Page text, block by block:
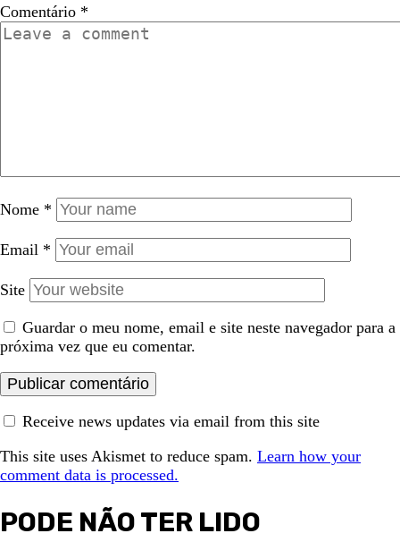
Comentário *
Nome *
Email *
Site
Guardar o meu nome, email e site neste navegador para a
próxima vez que eu comentar.
Receive news updates via email from this site
This site uses Akismet to reduce spam. Learn how your
comment data is processed.
PODE NÃO TER LIDO